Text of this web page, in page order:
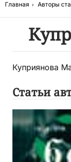
Главная Авторы
Куприянова
Статьи